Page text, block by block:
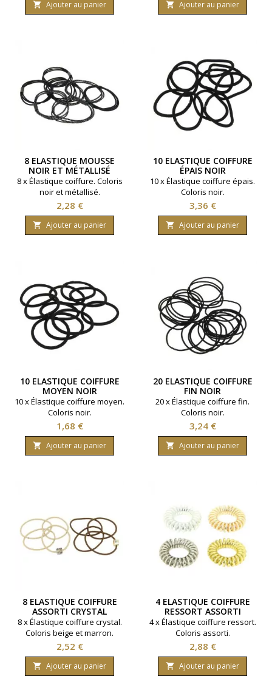
 Ajouter au panier  Ajouter au panier
8 ELASTIQUE MOUSSE
NOIR ET MÉTALLISÉ
8 x Élastique coiffure. Coloris
noir et métallisé.
Prix
2,28 €
 Ajouter au panier
10 ELASTIQUE COIFFURE
ÉPAIS NOIR
10 x Élastique coiffure épais.
Coloris noir.
Prix
3,36 €
 Ajouter au panier
10 ELASTIQUE COIFFURE
MOYEN NOIR
10 x Élastique coiffure moyen.
Coloris noir.
Prix
1,68 €
 Ajouter au panier
20 ELASTIQUE COIFFURE
FIN NOIR
20 x Élastique coiffure fin.
Coloris noir.
Prix
3,24 €
 Ajouter au panier
8 ELASTIQUE COIFFURE
ASSORTI CRYSTAL
8 x Élastique coiffure crystal.
Coloris beige et marron.
Prix
2,52 €
 Ajouter au panier
4 ELASTIQUE COIFFURE
RESSORT ASSORTI
4 x Élastique coiffure ressort.
Coloris assorti.
Prix
2,88 €
 Ajouter au panier